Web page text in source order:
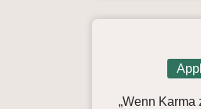
„Wenn Karma